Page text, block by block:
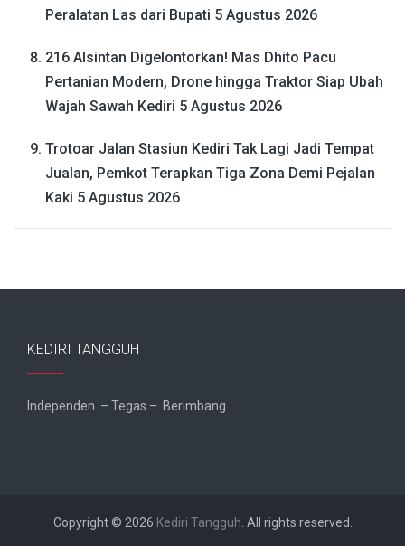
Peralatan Las dari Bupati 5 Agustus 2026
216 Alsintan Digelontorkan! Mas Dhito Pacu
Pertanian Modern, Drone hingga Traktor Siap Ubah
Wajah Sawah Kediri 5 Agustus 2026
Trotoar Jalan Stasiun Kediri Tak Lagi Jadi Tempat
Jualan, Pemkot Terapkan Tiga Zona Demi Pejalan
Kaki 5 Agustus 2026
KEDIRI TANGGUH
Independen – Tegas – Berimbang
Copyright © 2026 Kediri Tangguh . All rights reserved.